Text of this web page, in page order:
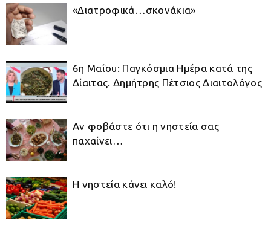
«Διατροφικά…σκονάκια»
6η Μαΐου: Παγκόσμια Ημέρα κατά της
Δίαιτας. Δημήτρης Πέτσιος Διαιτολόγος
Αν φοβάστε ότι η νηστεία σας
παχαίνει…
Η νηστεία κάνει καλό!